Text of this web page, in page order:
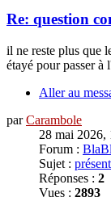
Re: question
il ne reste plus que
étayé pour passer à
Aller au
parCarambole
28 mai 2026,
Forum :
Sujet :
Réponses : 2
Vues : 2893